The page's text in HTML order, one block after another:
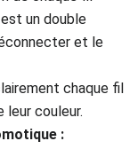
un double
et le
chaque fil
leur couleur.
: